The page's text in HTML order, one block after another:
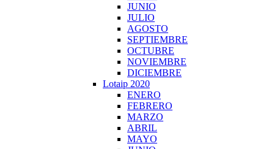
JUNIO
JULIO
AGOSTO
SEPTIEMBRE
OCTUBRE
NOVIEMBRE
DICIEMBRE
Lotaip 2020
ENERO
FEBRERO
MARZO
ABRIL
MAYO